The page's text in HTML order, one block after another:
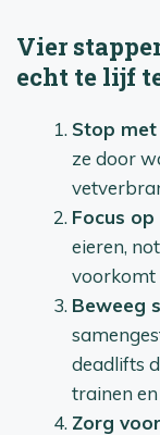
Vier
echt te lijf
Stop met
ze door
Focus
eieren,
voorkomt
Beweeg
deadlifts
trainen
Zorg